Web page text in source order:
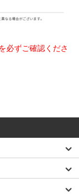
必ずご確認くださ